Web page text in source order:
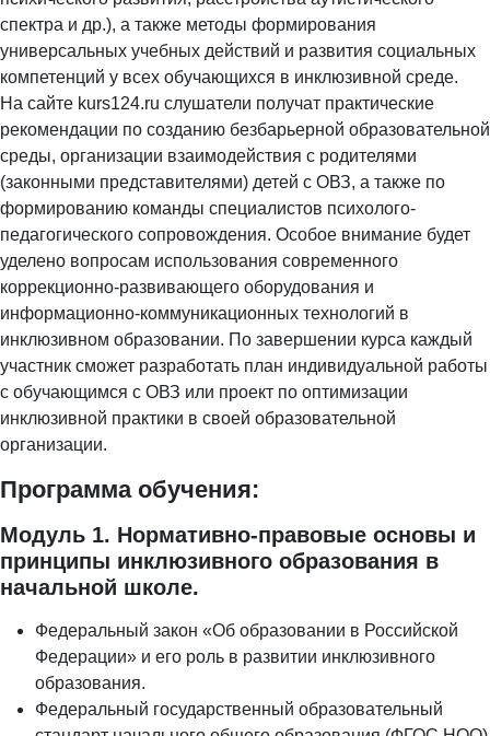
спектра и др.), а также методы формирования
универсальных учебных действий и развития социальных
компетенций у всех обучающихся в инклюзивной среде.
На сайте kurs124.ru слушатели получат практические
рекомендации по созданию безбарьерной образовательной
среды, организации взаимодействия с родителями
(законными представителями) детей с ОВЗ, а также по
формированию команды специалистов психолого-
педагогического сопровождения. Особое внимание будет
уделено вопросам использования современного
коррекционно-развивающего оборудования и
информационно-коммуникационных технологий в
инклюзивном образовании. По завершении курса каждый
участник сможет разработать план индивидуальной работы
с обучающимся с ОВЗ или проект по оптимизации
инклюзивной практики в своей образовательной
организации.
Программа обучения:
Модуль 1. Нормативно-правовые основы и
принципы инклюзивного образования в
начальной школе.
Федеральный закон «Об образовании в Российской
Федерации» и его роль в развитии инклюзивного
образования.
Федеральный государственный образовательный